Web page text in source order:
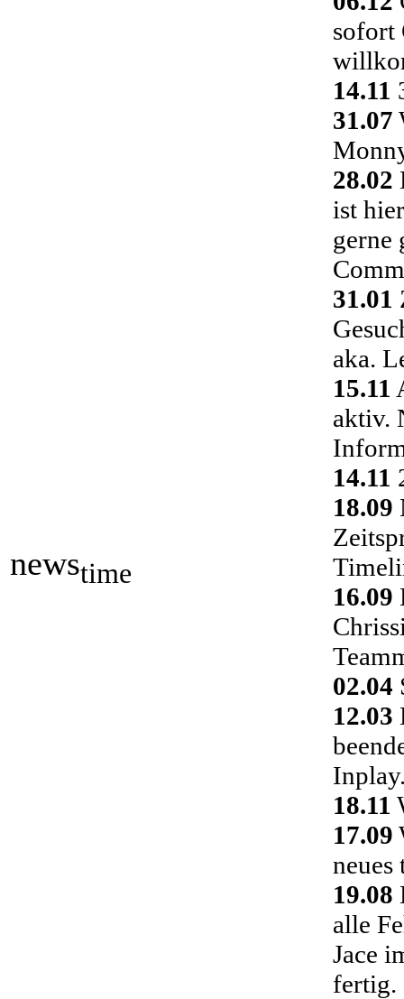
newstime
sofort
14.11
31.07
28.02
ist
gerne
31.01
aka.
15.11
aktiv.
14.11
18.09
16.09
02.04
12.03
18.11
17.09
19.08
alle
Jace
fertig.